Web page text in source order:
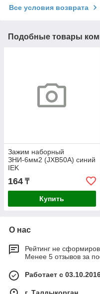
Все условия возврата
Подобные товары
Зажим наборный
ЗНИ-6мм2 (JXB50А) синий
IEK
164 ₸
Купить
О нас
Рейтинг не
Менее 5 отзывов за
Работает с